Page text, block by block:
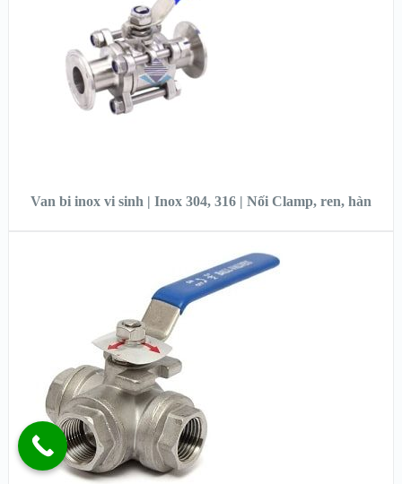
XEM CHI TIẾT
Van bi inox vi sinh | Inox 304, 316 | Nối Clamp, ren, hàn
XEM NHANH
XEM CHI TIẾT